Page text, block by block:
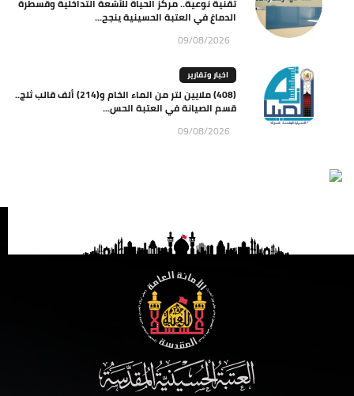
تقنية نوعية.. مركز الحياة للأشعة التداخلية وقسطرة
الدماغ في العتبة الحسينية ينجح...
09/08/2026
اخبار وتقارير
(408) ملايين لتر من الماء الخام و(214) ألف قالب ثلج..
قسم الصيانة في العتبة الحس...
09/08/2026